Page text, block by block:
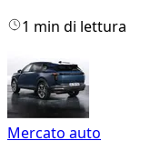
1 min di lettura
Mercato auto